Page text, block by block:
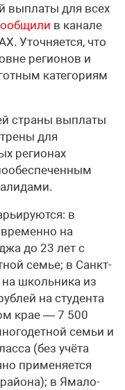
выплаты для всех
в канале
Уточняется, что
регионов и
категориям
страны выплаты
для
регионах
в
на
до 23 лет с
семье; в Санкт-
школьника из
на студента
крае — 7 500
семьи и
(без учёта
применяется
в Ямало-